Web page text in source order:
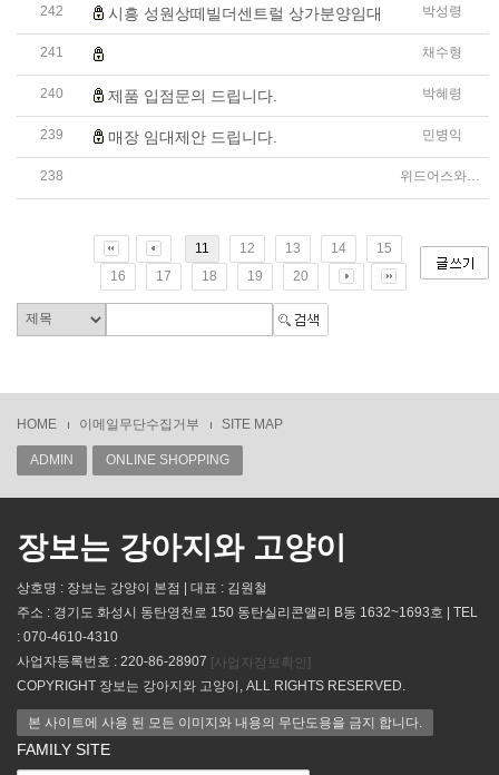
242 시흥 성원상떼빌더센트럴 상가분양임대 박성령
241 반려동물 용품점 장보는 강아지와 고양이를 찰스빌리지
채수형
240 제품 입점문의 드립니다. 박혜령
239 매장 임대제안 드립니다. 민병익
238 유선상으로 통화하고 게시판에 문의글 올립니다
11 12 13 14
15
16
17 18 19 20
HOME 이메일무단수집거부 SITE MAP
ADMIN ONLINE SHOPPING
장보는 강아지와 고양이
상호명 : 장보는 강양이 본점 | 대표 : 김원철
주소 : 경기도 화성시 동탄영천로 150 동탄실리콘앨리 B동 1632~1693호 | TEL
: 070-4610-4310
사업자등록번호 : 220-86-28907 [사업자정보확인]
COPYRIGHT 장보는 강아지와 고양이, ALL RIGHTS RESERVED.
본 사이트에 사용 된 모든 이미지와 내용의 무단도용을 금지 합니다.
FAMILY SITE